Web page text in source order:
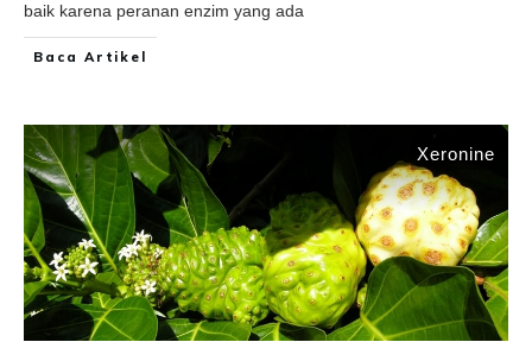
baik karena peranan enzim yang ada
Baca Artikel
Xeronine